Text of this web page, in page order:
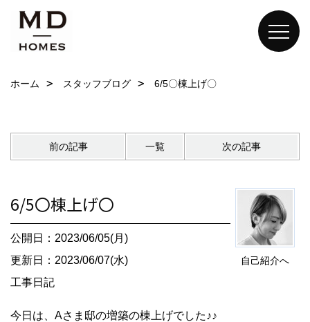
ホーム スタッフブログ 6/5〇棟上げ〇
前の記事 一覧 次の記事
自己紹介へ
6/5〇棟上げ〇
公開日：2023/06/05(月)
更新日：2023/06/07(水)
工事日記
今日は、Aさま邸の増築の棟上げでした♪♪